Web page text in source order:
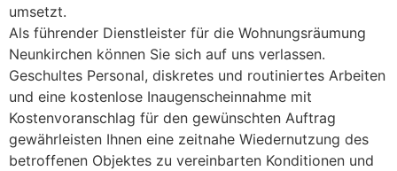
umsetzt.
Als führender Dienstleister für die Wohnungsräumung
Neunkirchen können Sie sich auf uns verlassen.
Geschultes Personal, diskretes und routiniertes Arbeiten
und eine kostenlose Inaugenscheinnahme mit
Kostenvoranschlag für den gewünschten Auftrag
gewährleisten Ihnen eine zeitnahe Wiedernutzung des
betroffenen Objektes zu vereinbarten Konditionen und